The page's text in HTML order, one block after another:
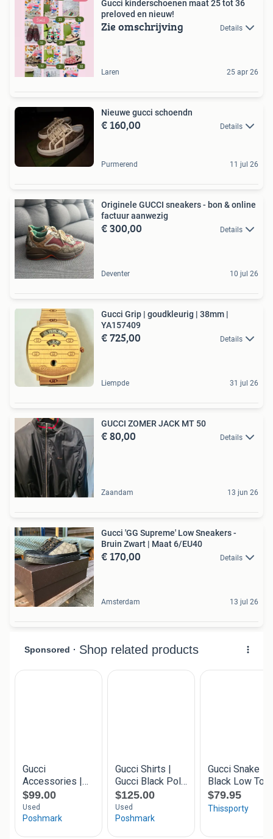
Gucci kinderschoenen maat 25 tot 36
preloved en nieuw!
Zie omschrijving Details
Laren 25 apr 26
Nieuwe gucci schoendn
€ 160,00 Details
Purmerend 11 jul 26
Originele GUCCI sneakers - bon & online
factuur aanwezig
€ 300,00 Details
Deventer 10 jul 26
Gucci Grip | goudkleurig | 38mm |
YA157409
€ 725,00 Details
Liempde 31 jul 26
GUCCI ZOMER JACK MT 50
€ 80,00 Details
Zaandam 13 jun 26
Gucci 'GG Supreme' Low Sneakers -
Bruin Zwart | Maat 6/EU40
€ 170,00 Details
Amsterdam 13 jul 26